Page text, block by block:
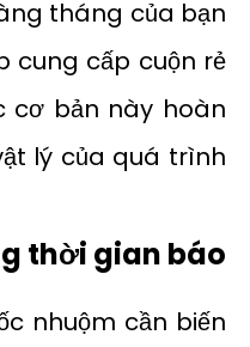
tháng của bạn
cung cấp cuộn rẻ
cơ bản này hoàn
lý của quá trình
thời gian báo
nhuộm cần biến